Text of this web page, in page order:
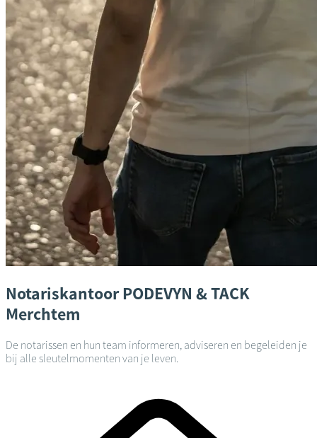
Notariskantoor PODEVYN & TACK
Merchtem
De notarissen en hun team informeren, adviseren en begeleiden je
bij alle sleutelmomenten van je leven.